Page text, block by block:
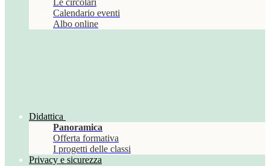
Le circolari
Calendario eventi
Albo online
Didattica
Panoramica
Offerta formativa
I progetti delle classi
Privacy e sicurezza